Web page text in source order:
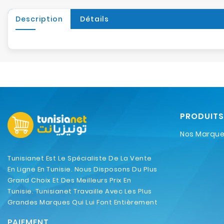
Description Détails
Tunisianet Est Le Spécialiste De La Vente
En Ligne En Tunisie. Nous Disposons Du Plus
Grand Choix Et Des Meilleurs Prix En
Tunisie. Tunisianet Travaille Avec Les Plus
Grandes Marques Qui Lui Font Entièrement
PRODUITS
Nos